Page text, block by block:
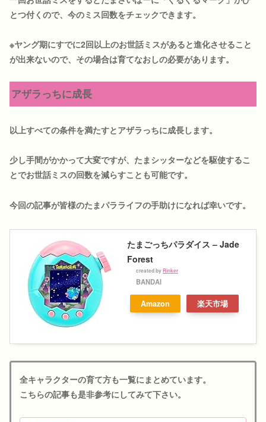
とつ付くので、今のミス回数をチェックできます。
※ヤング期にすでに2回以上のお世話ミスがあると進化させること
が出来ないので、その場合は育てなおしの必要があります。
アザラっちに成長
以上すべての条件を満たすとアザラっちに成長します。
少し手間がかかって大変ですが、たまシッターなどを駆使するこ
とでお世話ミスの回数を減らすことも可能です。
今回の記事が皆様のたまパラライフの手助けになれば幸いです。
たまごっちパラダイス – Jade
Forest
created byRinker
BANDAI
Amazon 楽天市場
全キャラクターの育て方も一覧にまとめています。
こちらの記事も是非参考にしてみて下さい。